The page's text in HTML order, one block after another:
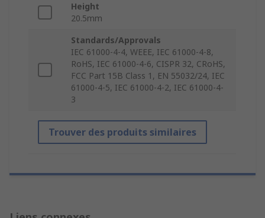
Height
20.5mm
Standards/Approvals
IEC 61000-4-4, WEEE, IEC 61000-4-8,
RoHS, IEC 61000-4-6, CISPR 32, CRoHS,
FCC Part 15B Class 1, EN 55032/24, IEC
61000-4-5, IEC 61000-4-2, IEC 61000-4-
3
Trouver des produits similaires